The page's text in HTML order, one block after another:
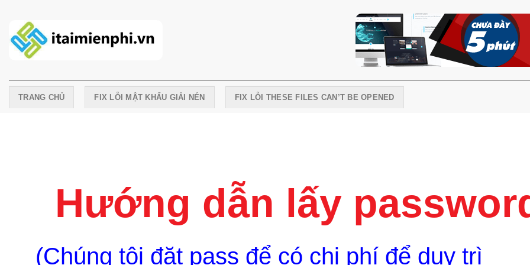
content
TRANG CHỦ FIX LỖI MẬT KHẨU GIẢI NÉN FIX LỖI THESE FILES CAN’T BE OPENED
Hướng dẫn lấy
(Chúng tôi đặt pass để có chi phí để duy trì